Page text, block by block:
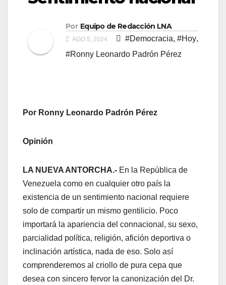
Por Equipo de Redacción LNA
AGO 5, 2024 #Democracia, #Hoy,
#Ronny Leonardo Padrón Pérez
Por Ronny Leonardo Padrón Pérez
Opinión
LA NUEVA ANTORCHA.- En la República de
Venezuela como en cualquier otro país la
existencia de un sentimiento nacional requiere
solo de compartir un mismo gentilicio. Poco
importará la apariencia del connacional, su sexo,
parcialidad política, religión, afición deportiva o
inclinación artística, nada de eso. Solo así
comprenderemos al criollo de pura cepa que
desea con sincero fervor la canonización del Dr.